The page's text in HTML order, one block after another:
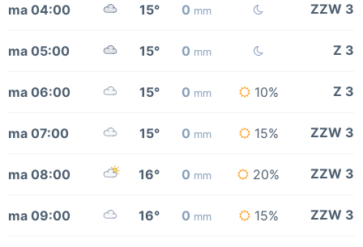
ma 04:00 15° 0 mm ZZW 3
ma 05:00 15° 0 mm Z 3
ma 06:00 15° 0 mm 10% Z 3
ma 07:00 15° 0 mm 15% ZZW 3
ma 08:00 16° 0 mm 20% ZZW 3
ma 09:00 16° 0 mm 15% ZZW 3